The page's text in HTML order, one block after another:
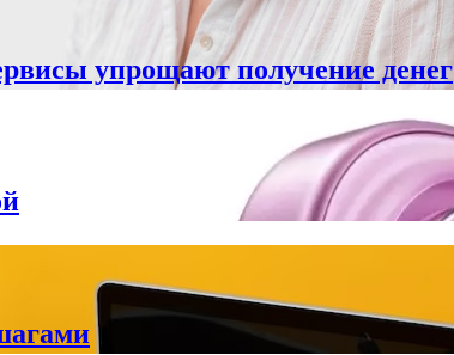
упрощают получение денег